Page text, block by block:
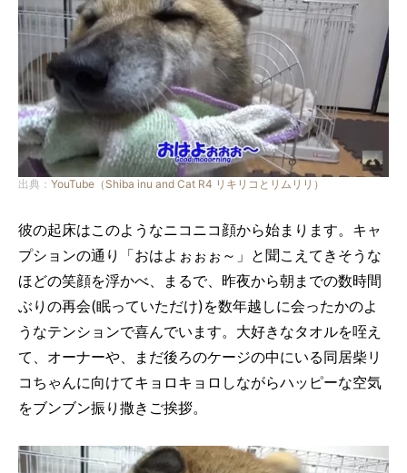
出典： YouTube（Shiba inu and Cat R4 リキリコとリムリリ）
彼の起床はこのようなニコニコ顔から始まります。キャ
プションの通り「おはよぉぉぉ～」と聞こえてきそうな
ほどの笑顔を浮かべ、まるで、昨夜から朝までの数時間
ぶりの再会(眠っていただけ)を数年越しに会ったかのよ
うなテンションで喜んでいます。大好きなタオルを咥え
て、オーナーや、まだ後ろのケージの中にいる同居柴リ
コちゃんに向けてキョロキョロしながらハッピーな空気
をブンブン振り撒きご挨拶。